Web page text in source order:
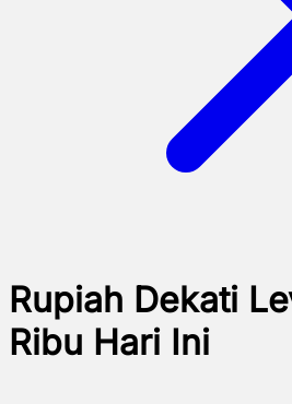
Rupiah Dekati
Ribu Hari Ini